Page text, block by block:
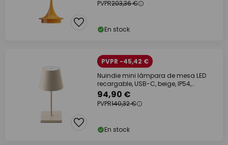
PVPR203,36 €
En stock
PVPR -45,42 €
Nuindie mini lámpara de mesa LED
recargable, USB-C, beige, IP54,
atenuable
94,90 €
PVPR140,32 €
En stock